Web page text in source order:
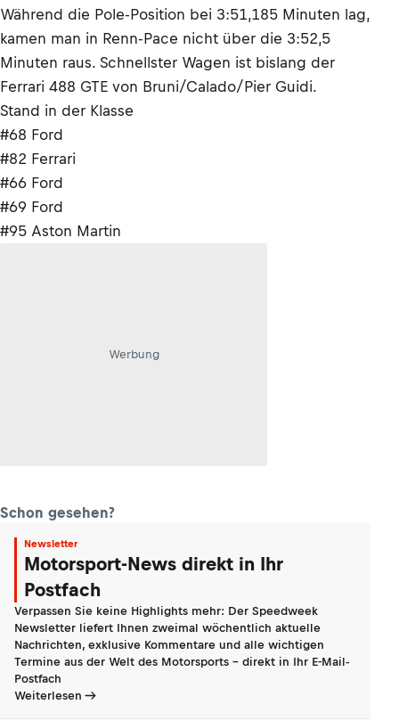
Während die Pole-Position bei 3:51,185 Minuten lag,
kamen man in Renn-Pace nicht über die 3:52,5
Minuten raus. Schnellster Wagen ist bislang der
Ferrari 488 GTE von Bruni/Calado/Pier Guidi.
Stand in der Klasse
#68 Ford
#82 Ferrari
#66 Ford
#69 Ford
#95 Aston Martin
Werbung
Schon gesehen?
Newsletter
Motorsport-News direkt in Ihr
Postfach
Verpassen Sie keine Highlights mehr: Der Speedweek
Newsletter liefert Ihnen zweimal wöchentlich aktuelle
Nachrichten, exklusive Kommentare und alle wichtigen
Termine aus der Welt des Motorsports - direkt in Ihr E-Mail-
Postfach
Weiterlesen